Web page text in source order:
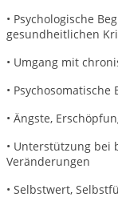
• Psychologische
gesundheitlichen
• Umgang mit
• Psychosomatische
• Ängste,
• Unterstützung bei
Veränderungen
• Selbstwert,